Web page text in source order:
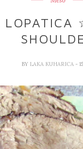
BY LAKA KUHARICA -